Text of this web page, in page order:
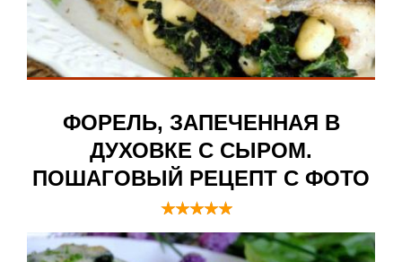
ФОРЕЛЬ, ЗАПЕЧЕННАЯ В
ДУХОВКЕ С СЫРОМ.
ПОШАГОВЫЙ РЕЦЕПТ С ФОТО